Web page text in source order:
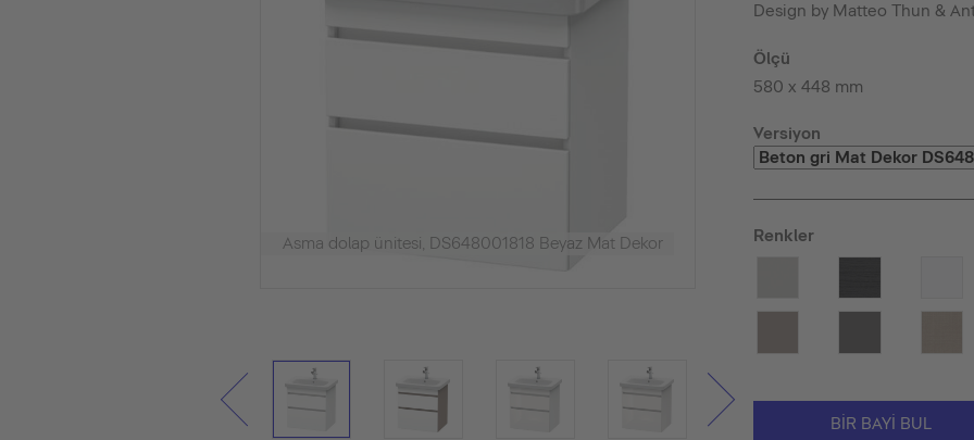
Asma dolap ünitesi, DS648001818 Beyaz Mat Dekor
Design by Matteo Thun &
Ölçü
580 x 448 mm
Versiyon
Renkler
BIR BAYI BUL